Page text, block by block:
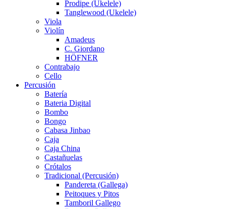
Prodipe (Ukelele)
Tanglewood (Ukelele)
Viola
Violín
Amadeus
C. Giordano
HÖFNER
Contrabajo
Cello
Percusión
Batería
Bateria Digital
Bombo
Bongo
Cabasa Jinbao
Caja
Caja China
Castañuelas
Crótalos
Tradicional (Percusión)
Pandereta (Gallega)
Peitoques y Pitos
Tamboril Gallego